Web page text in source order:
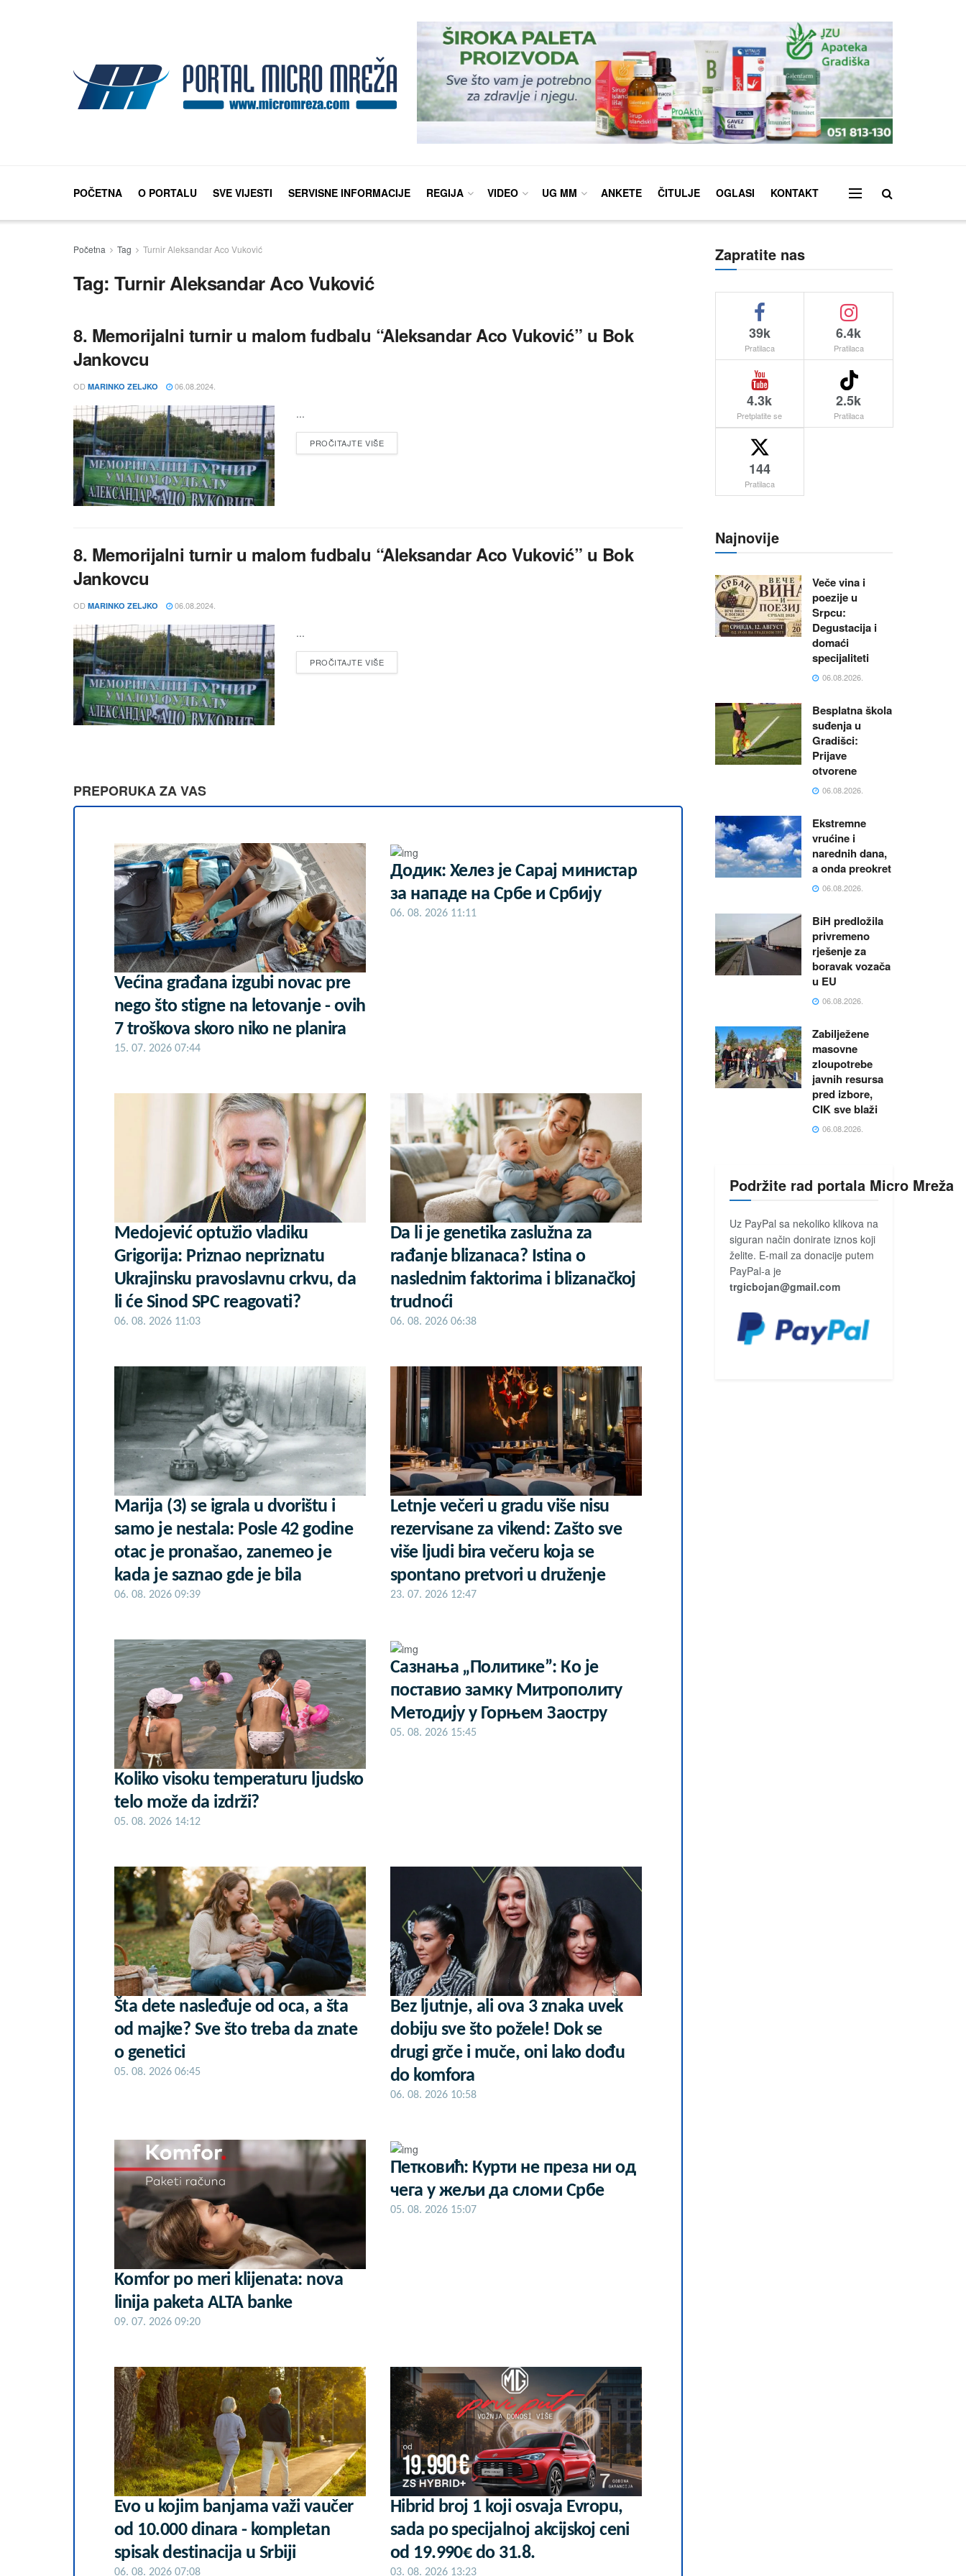
POČETNA O PORTALU SVE VIJESTI SERVISNE INFORMACIJE REGIJA VIDEO UG MM ANKETE ČITULJE OGLASI KONTAKT
Početna Tag Turnir Aleksandar Aco Vuković
Tag:Turnir Aleksandar Aco Vuković
8. Memorijalni turnir u malom fudbalu “Aleksandar Aco Vuković” u Bok
Jankovcu
OD MARINKO ZELJKO 06.08.2024.
...
PROČITAJTE VIŠE
8. Memorijalni turnir u malom fudbalu “Aleksandar Aco Vuković” u Bok
Jankovcu
OD MARINKO ZELJKO 06.08.2024.
...
PROČITAJTE VIŠE
PREPORUKA ZA VAS
Većina građana izgubi novac pre
nego što stigne na letovanje - ovih
7 troškova skoro niko ne planira
15. 07. 2026 07:44
Додик: Хелез је Сарај министар
за нападе на Србе и Србију
06. 08. 2026 11:11
Medojević optužio vladiku
Grigorija: Priznao nepriznatu
Ukrajinsku pravoslavnu crkvu, da
li će Sinod SPC reagovati?
06. 08. 2026 11:03
Da li je genetika zaslužna za
rađanje blizanaca? Istina o
naslednim faktorima i blizanačkoj
trudnoći
06. 08. 2026 06:38
Marija (3) se igrala u dvorištu i
samo je nestala: Posle 42 godine
otac je pronašao, zanemeo je
kada je saznao gde je bila
06. 08. 2026 09:39
Letnje večeri u gradu više nisu
rezervisane za vikend: Zašto sve
više ljudi bira večeru koja se
spontano pretvori u druženje
23. 07. 2026 12:47
Koliko visoku temperaturu ljudsko
telo može da izdrži?
05. 08. 2026 14:12
Сазнања „Политике”: Ко је
поставио замку Митрополиту
Методију у Горњем Заостру
05. 08. 2026 15:45
Šta dete nasleđuje od oca, a šta
od majke? Sve što treba da znate
o genetici
05. 08. 2026 06:45
Bez ljutnje, ali ova 3 znaka uvek
dobiju sve što požele! Dok se
drugi grče i muče, oni lako dođu
do komfora
06. 08. 2026 10:58
Komfor po meri klijenata: nova
linija paketa ALTA banke
09. 07. 2026 09:20
Петковић: Курти не преза ни од
чега у жељи да сломи Србе
05. 08. 2026 15:07
Evo u kojim banjama važi vaučer
od 10.000 dinara - kompletan
spisak destinacija u Srbiji
06. 08. 2026 07:08
Hibrid broj 1 koji osvaja Evropu,
sada po specijalnoj akcijskoj ceni
od 19.990€ do 31.8.
03. 08. 2026 13:23
Zapratite nas
39k
Pratilaca
6.4k
Pratilaca
4.3k
Pretplatite se
2.5k
Pratilaca
144
Pratilaca
Najnovije
Veče vina i
poezije u
Srpcu:
Degustacija i
domaći
specijaliteti
06.08.2026.
Besplatna škola
suđenja u
Gradišci:
Prijave
otvorene
06.08.2026.
Ekstremne
vrućine i
narednih dana,
a onda preokret
06.08.2026.
BiH predložila
privremeno
rješenje za
boravak vozača
u EU
06.08.2026.
Zabilježene
masovne
zloupotrebe
javnih resursa
pred izbore,
CIK sve blaži
06.08.2026.
Podržite rad portala Micro Mreža
Uz PayPal sa nekoliko klikova na
siguran način donirate iznos koji
želite. E-mail za donacije putem
PayPal-a je
trgicbojan@gmail.com